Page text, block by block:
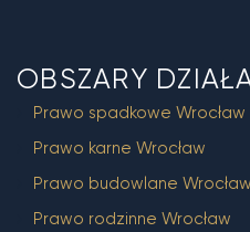
OBSZARY
Prawo spadkowe Wrocław
Prawo karne Wrocław
Prawo budowlane Wrocław
Prawo rodzinne Wrocław